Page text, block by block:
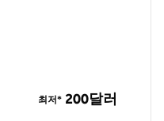
최저* 200달러